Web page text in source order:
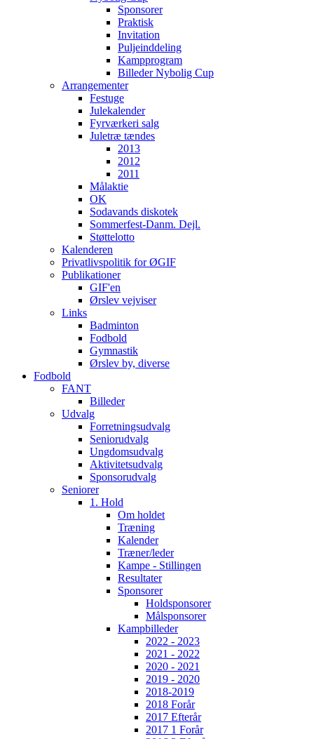
Sponsorer
Praktisk
Invitation
Puljeinddeling
Kampprogram
Billeder Nybolig Cup
Arrangementer
Festuge
Julekalender
Fyrværkeri salg
Juletræ tændes
2013
2012
2011
Målaktie
OK
Sodavands diskotek
Sommerfest-Danm. Dejl.
Støttelotto
Kalenderen
Privatlivspolitik for ØGIF
Publikationer
GIF'en
Ørslev vejviser
Links
Badminton
Fodbold
Gymnastik
Ørslev by, diverse
Fodbold
FANT
Billeder
Udvalg
Forretningsudvalg
Seniorudvalg
Ungdomsudvalg
Aktivitetsudvalg
Sponsorudvalg
Seniorer
1. Hold
Om holdet
Træning
Kalender
Træner/leder
Kampe - Stillingen
Resultater
Sponsorer
Holdsponsorer
Målsponsorer
Kampbilleder
2022 - 2023
2021 - 2022
2020 - 2021
2019 - 2020
2018-2019
2018 Forår
2017 Efterår
2017 1 Forår